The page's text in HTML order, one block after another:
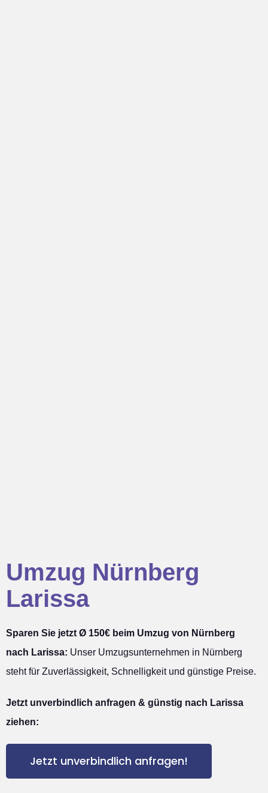
Umzug Nürnberg
Larissa
Sparen Sie jetzt Ø 150€ beim Umzug von Nürnberg
nach Larissa: Unser Umzugsunternehmen in Nürnberg
steht für Zuverlässigkeit, Schnelligkeit und günstige Preise.
Jetzt unverbindlich anfragen & günstig nach Larissa
ziehen:
Jetzt unverbindlich anfragen!